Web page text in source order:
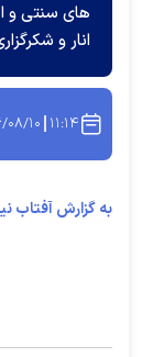
های سنتی و
انار و
۱۱:۱۴ ۱۳۹۶/
به گزارش آفتاب